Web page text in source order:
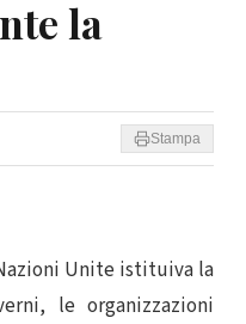
la
Stampa
Unite istituiva la
le organizzazioni